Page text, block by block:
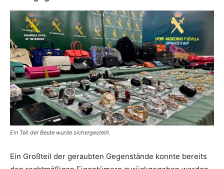
Ein Teil der Beute wurde sichergestellt.
Ein Großteil der geraubten Gegenstände konnte bereits